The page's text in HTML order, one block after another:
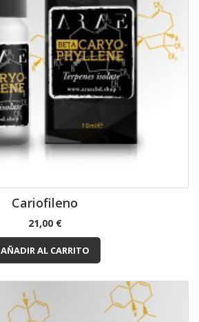
Cariofileno
Precio
21,00 €
AÑADIR AL CARRITO